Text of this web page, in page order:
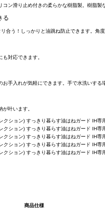
コン滑り止め付きの柔らかな樹脂製。樹脂
る
合う！しっかりと油跳ね防止できます。角
対応できます。
手入れが気軽にできます。手で水洗いする
叶います。
商品仕様